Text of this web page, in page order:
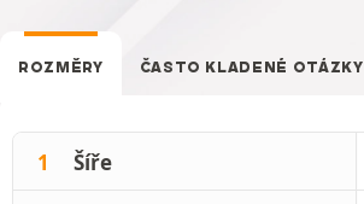
ROZMĚRY ČASTO KLADENÉ OTÁZKY
1 Šíře